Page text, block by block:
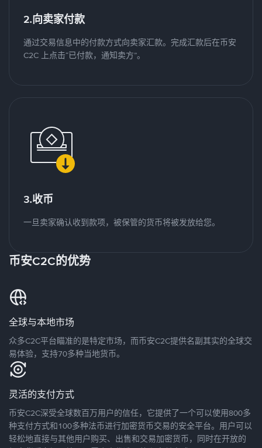
2.向卖家付款
通过交易信息中的付款方式向卖家汇款。完成汇款后在币安
C2C 上点击“已付款，通知卖方”。
3.收币
一旦卖家确认收到款项，被保管的货币将被发放给您。
币安C2C的优势
全球与本地市场
众多C2C平台瞄准的是特定市场，而币安C2C提供名副其实的全球交
易体验，支持70多种当地货币。
灵活的支付方式
币安C2C深受全球数百万用户的信任，它提供了一个可以使用800多
种支付方式和100多种法币进行加密货币交易的安全平台。用户可以
轻松地直接与其他用户购买、出售和交易加密货币，同时在开放的